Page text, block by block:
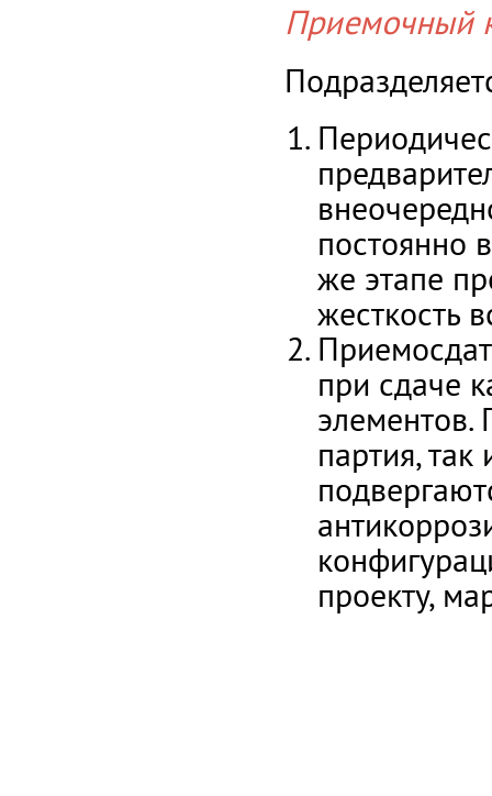
Приемочный
постоянно
же этапе
жесткость
при сдаче
элементов.
партия,
проекту,